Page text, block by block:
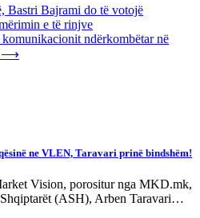
Bastri Bajrami do të votojë
e të rinjve
ndërkombëtar në
⟶
ne VLEN, Taravari prinë bindshëm!
Vision, porositur nga MKD.mk,
(ASH), Arben Taravari…